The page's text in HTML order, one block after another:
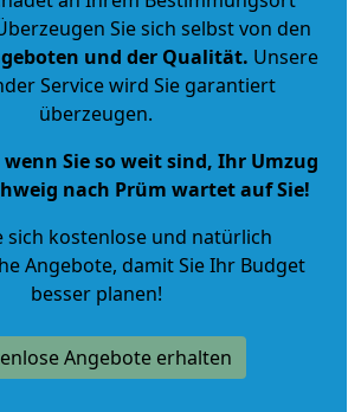
Sie sich selbst von den
und der Qualität. Unsere
Service wird Sie garantiert
überzeugen.
Sie so weit sind, Ihr Umzug
nach Prüm wartet auf Sie!
sich kostenlose und natürlich
Angebote, damit Sie Ihr Budget
besser planen!
Angebote erhalten